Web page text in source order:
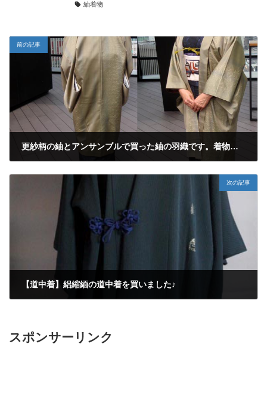
紬着物
前の記事
更紗柄の紬とアンサンブルで買った紬の羽織です。着物は裄出し・羽織は長羽織に仕立て替えしていただきました♪
次の記事
【道中着】絽縮緬の道中着を買いました♪
スポンサーリンク